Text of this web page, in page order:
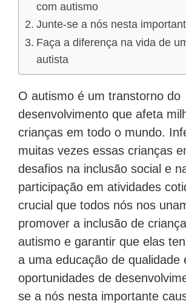
com autismo
Junte-se a nós nesta
Faça a diferença na vida de
autista
O autismo é um transtorno do
desenvolvimento que afeta
crianças em todo o mundo.
muitas vezes essas crianças
desafios na inclusão social e
participação em atividades
crucial que todos nós nos
promover a inclusão de
autismo e garantir que elas
a uma educação de qualidade
oportunidades de
se a nós nesta importante